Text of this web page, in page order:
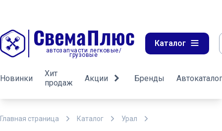
автозапчасти легковые/
грузовые
Каталог
Новинки
Хит
продаж
Акции Бренды Автокаталог
Главная страница Каталог Урал